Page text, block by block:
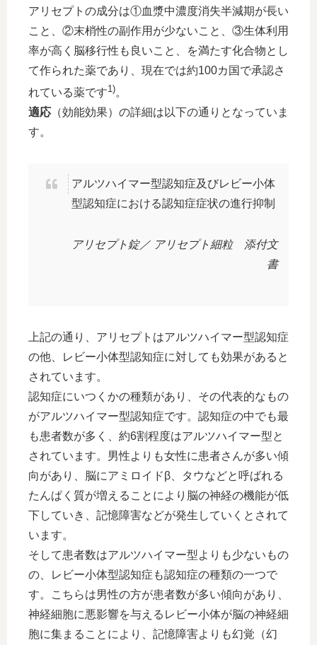
アリセプトの成分は①血漿中濃度消失半減期が長い
こと、②末梢性の副作用が少ないこと、③生体利用
率が高く脳移行性も良いこと、を満たす化合物とし
て作られた薬であり、現在では約100カ国で承認さ
れている薬です1)。
適応 （効能効果）の詳細は以下の通りとなっていま
す。
アルツハイマー型認知症及びレビー小体
型認知症における認知症症状の進行抑制
アリセプト錠／ アリセプト細粒 添付文
書
上記の通り、アリセプトはアルツハイマー型認知症
の他、レビー小体型認知症に対しても効果があると
されています。
認知症にいつくかの種類があり、その代表的なもの
がアルツハイマー型認知症です。認知症の中でも最
も患者数が多く、約6割程度はアルツハイマー型と
されています。男性よりも女性に患者さんが多い傾
向があり、脳にアミロイドβ、タウなどと呼ばれる
たんぱく質が増えることにより脳の神経の機能が低
下していき、記憶障害などが発生していくとされて
います。
そして患者数はアルツハイマー型よりも少ないもの
の、レビー小体型認知症も認知症の種類の一つで
す。こちらは男性の方が患者数が多い傾向があり、
神経細胞に悪影響を与えるレビー小体が脳の神経細
胞に集まることにより、記憶障害よりも幻覚（幻